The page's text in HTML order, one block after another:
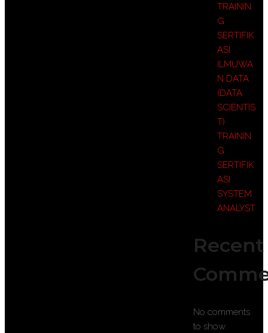
TRAININ
G
SERTIFIK
ASI
ILMUWA
N DATA
(DATA
SCIENTIS
T)
TRAININ
G
SERTIFIK
ASI
SYSTEM
ANALYST
Recent
No comments
to show.